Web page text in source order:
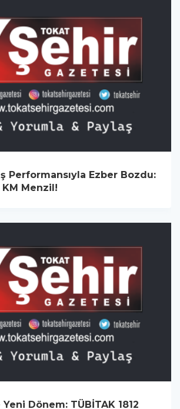
Performansıyla Ezber Bozdu:
KM Menzil!
Dönem: TÜBİTAK 1812